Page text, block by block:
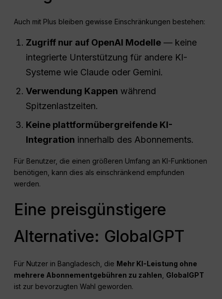
Auch mit Plus bleiben gewisse Einschränkungen bestehen:
Zugriff nur auf OpenAI Modelle — keine
integrierte Unterstützung für andere KI-
Systeme wie Claude oder Gemini.
Verwendung Kappen während
Spitzenlastzeiten.
Keine plattformübergreifende KI-
Integration innerhalb des Abonnements.
Für Benutzer, die einen größeren Umfang an KI-Funktionen
benötigen, kann dies als einschränkend empfunden
werden.
Eine preisgünstigere
Alternative: GlobalGPT
Für Nutzer in Bangladesch, die Mehr KI-Leistung ohne
mehrere Abonnementgebühren zu zahlen, GlobalGPT
ist zur bevorzugten Wahl geworden.